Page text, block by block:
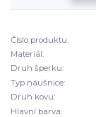
Číslo produktu:
Materiál:
Druh šperku:
Typ náušnice:
Druh kovu:
Hlavní barva: